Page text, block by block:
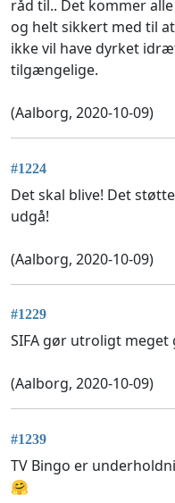
råd til.. Det kommer
og helt sikkert med til
ikke vil have dyrket
tilgængelige.
(Aalborg, 2020-10-09)
#1224
Det skal blive! Det
udgå!
(Aalborg, 2020-10-09)
#1229
SIFA gør utroligt
(Aalborg, 2020-10-09)
#1239
TV Bingo er
🤗